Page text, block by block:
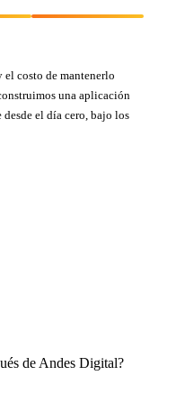
costo de mantenerlo
una aplicación
el día cero, bajo los
de Andes Digital?